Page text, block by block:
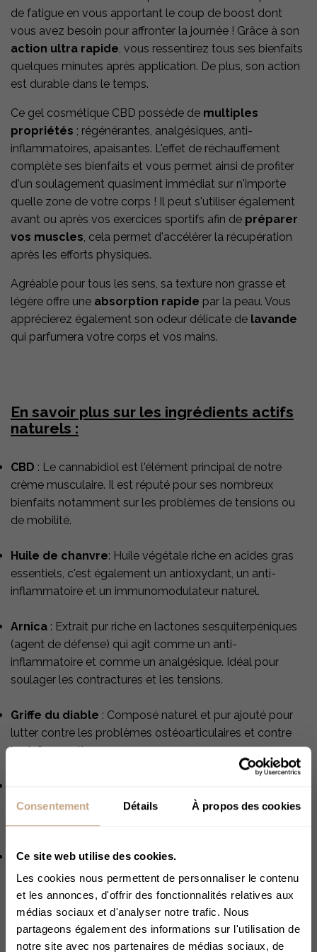
Consentement Détails À propos des cookies
Ce site web utilise des cookies.
Les cookies nous permettent de personnaliser le contenu
et les annonces, d'offrir des fonctionnalités relatives aux
médias sociaux et d'analyser notre trafic. Nous
partageons également des informations sur l'utilisation de
notre site avec nos partenaires de médias sociaux, de
de fatigue en vous apportant le coup de boost dont
vous avez besoin pour affronter la journée ! Grâce à son
action ultra rapide, vous ressentirez tous ses bienfaits
quelques minutes après application. De plus, son action
est durable dans le temps.
Ce gel cosmétique CBD possède de multiples
propriétés ; régénérantes, analgésiques, anti-
inflammatoires, apaisantes. L'effet de réchauffement
complète ses bienfaits et vous permet ainsi de profiter
d'un soulagement quasiment immédiat sur n'importe
quelle zone de votre corps ! Il peut s'utiliser également
avant ou après vos exercices sportifs afin de préparer
vos muscles, cela permet d'accélérer la récupération
après les efforts physiques.
Agréable pour tous les sens, sa texture non grasse et
légère offre une absorption rapide par la peau. Vous
apprécierez également son odeur délicate de lavande
qui parfumera votre corps et vos mains.
En savoir plus sur les ingrédients actifs
naturels :
CBD : Le cannabidiol est l'élément principal de notre
crème musculaire. Il est réputé pour ses nombreux
bienfaits notamment sur les problèmes de tensions ou
de mobilité.
Huile de chanvre: Huile végétale riche en acides gras
essentiels, c'est également un antioxydant, un anti-
inflammatoire et un immunomodulateur naturel.
Arnica : Extrait pur riche en lactones sesquiterpéniques
(agent de défense) qui agit comme un anti-
inflammatoire et comme un analgésique. Idéal pour
soulager les contractures et les tensions.
Griffe du diable : Composé naturel et pur ajouté pour
lutter contre les problèmes ostéoarticulaires et contre
les inflammations.
une relaxation musculaire grâce à ses propriétés
Extrait pur de cassis: Apporte protection et
apaisement en cas d'inflammations musculaires ou
rhumatismales.